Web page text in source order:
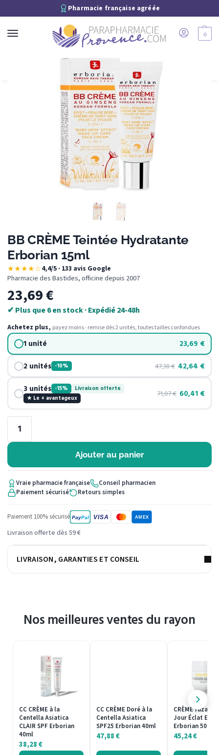
Pharmacie française agréée
0
BB CRÈME Teintée Hydratante
Erborian 15ml
★★★★☆4,4/5 · 133 avis Google·
Pharmacie des Bastides, officine depuis 2007
23,69€
✔ Plus que 6 en stock · Expédié 24-48h
Achetez plus, payez moins · remise dès 2 unités, toutes tailles confondues
1 unité 23,69 €
2 unités -10% 47,38€ 42,64 €
3 unités -15%
Livraison offerte
★ Le + avantageux
71,07€ 60,41 €
Ajouter au panier
Vraie pharmacie française
Conseil pharmacien
Paiement sécurisé
Retours simples
Paiement 100% sécurisé PayPal VISA AMEX
Livraison offerte dès 59 €
LIVRAISON, GARANTIES ET CONSEIL
Nos meilleures ventes du rayon
CC CRÈME à la
Centella Asiatica
CLAIR SPF Erborian
40ml
38,28€
CC CRÈME Doré à la
Centella Asiatica
SPF25 Erborian 40ml
47,88€
CRÈME Yuza
Jour Éclat
Erborian 50ml
45,24€